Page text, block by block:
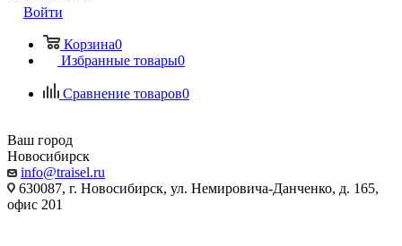
Войти
Корзина0
Избранные товары0
Сравнение товаров0
Ваш город
Новосибирск
info@traisel.ru
630087, г. Новосибирск, ул. Немировича-Данченко, д. 165,
офис 201